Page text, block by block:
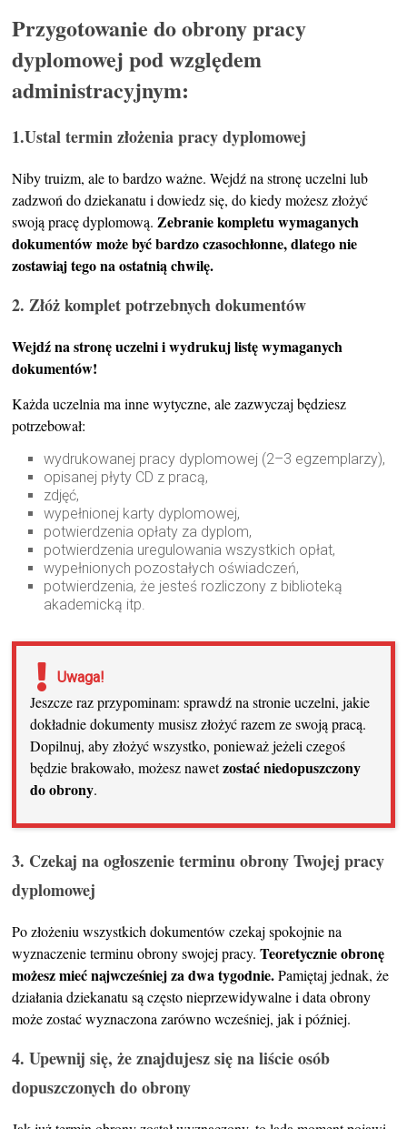
Przygotowanie do obrony pracy
dyplomowej pod względem
administracyjnym:
1.Ustal termin złożenia pracy dyplomowej
Niby truizm, ale to bardzo ważne. Wejdź na stronę uczelni lub
zadzwoń do dziekanatu i dowiedz się, do kiedy możesz złożyć
swoją pracę dyplomową.Zebranie kompletu wymaganych
dokumentów może być bardzo czasochłonne, dlatego nie
zostawiaj tego na ostatnią chwilę.
2. Złóż komplet potrzebnych dokumentów
Wejdź na stronę uczelni i wydrukuj listę wymaganych
dokumentów!
Każda uczelnia ma inne wytyczne, ale zazwyczaj będziesz
potrzebował:
wydrukowanej pracy dyplomowej (2–3 egzemplarzy),
opisanej płyty CD z pracą,
zdjęć,
wypełnionej karty dyplomowej,
potwierdzenia opłaty za dyplom,
potwierdzenia uregulowania wszystkich opłat,
wypełnionych pozostałych oświadczeń,
potwierdzenia, że jesteś rozliczony z biblioteką
akademicką itp.
Uwaga!
Jeszcze raz przypominam: sprawdź na stronie uczelni, jakie
dokładnie dokumenty musisz złożyć razem ze swoją pracą.
Dopilnuj, aby złożyć wszystko, ponieważ jeżeli czegoś
będzie brakowało, możesz nawetzostać niedopuszczony
do obrony.
3. Czekaj na ogłoszenie terminu obrony Twojej pracy
dyplomowej
Po złożeniu wszystkich dokumentów czekaj spokojnie na
wyznaczenie terminu obrony swojej pracy.Teoretycznie obronę
możesz mieć najwcześniej za dwa tygodnie.Pamiętaj jednak, że
działania dziekanatu są często nieprzewidywalne i data obrony
może zostać wyznaczona zarówno wcześniej, jak i później.
4. Upewnij się, że znajdujesz się na liście osób
dopuszczonych do obrony